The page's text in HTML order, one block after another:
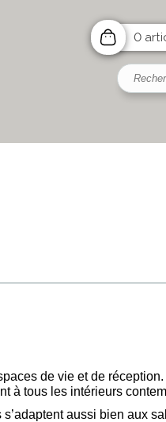
0
de vie et de
à tous les intérieurs
aussi bien aux